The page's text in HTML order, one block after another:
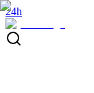
24h